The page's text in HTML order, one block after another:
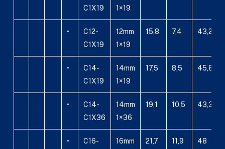
C1X19
1×19
•
C12-
C1X19
12mm
1×19
15,8 7,4 43,2
•
C14-
C1X19
14mm
1×19
17,5 8,5 45,8
•
C14-
C1X36
14mm
1×36
19,1 10,5 43,3
•
C16-
16mm
21,7 11,9 48